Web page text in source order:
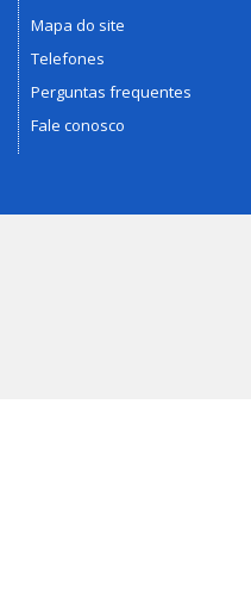
Mapa do site
Telefones
Perguntas frequentes
Fale conosco